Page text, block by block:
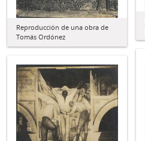
Reproducción de una obra de
Tomás Ordónez